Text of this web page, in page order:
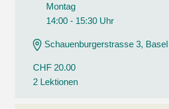
Montag
14:00 - 15:30 Uhr
Schauenburgerstrasse 3, Basel
CHF 20.00
2 Lektionen